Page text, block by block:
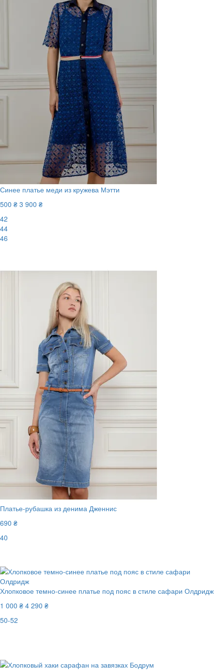
Синее платье меди из кружева Мэтти
500 ₴ 3 900 ₴
42
44
46
Платье-рубашка из денима Дженнис
690 ₴
40
Хлопковое темно-синее платье под пояс в стиле сафари Олдридж
1 000 ₴ 4 290 ₴
50-52